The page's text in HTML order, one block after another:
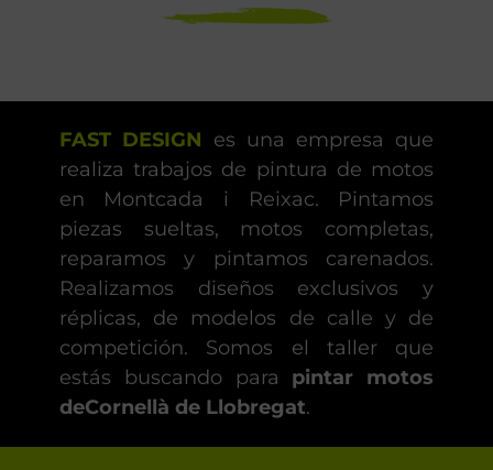
FAST DESIGN es una empresa que
realiza trabajos de pintura de motos
en Montcada i Reixac. Pintamos
piezas sueltas, motos completas,
reparamos y pintamos carenados.
Realizamos diseños exclusivos y
réplicas, de modelos de calle y de
competición. Somos el taller que
estás buscando para pintar motos
deCornellà de Llobregat.